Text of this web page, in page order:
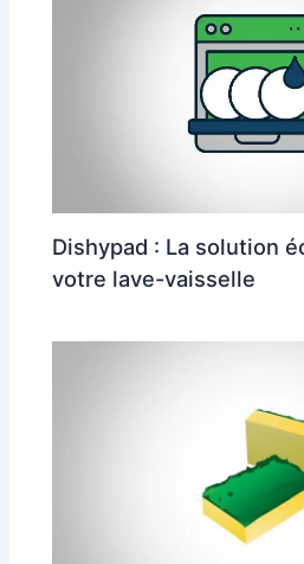
Dishypad : La solution
votre lave-vaisselle